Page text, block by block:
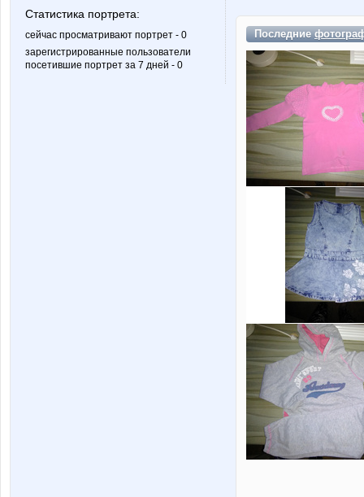
Статистика портрета:
сейчас просматривают портрет - 0
зарегистрированные пользователи
посетившие портрет за 7 дней - 0
Последние